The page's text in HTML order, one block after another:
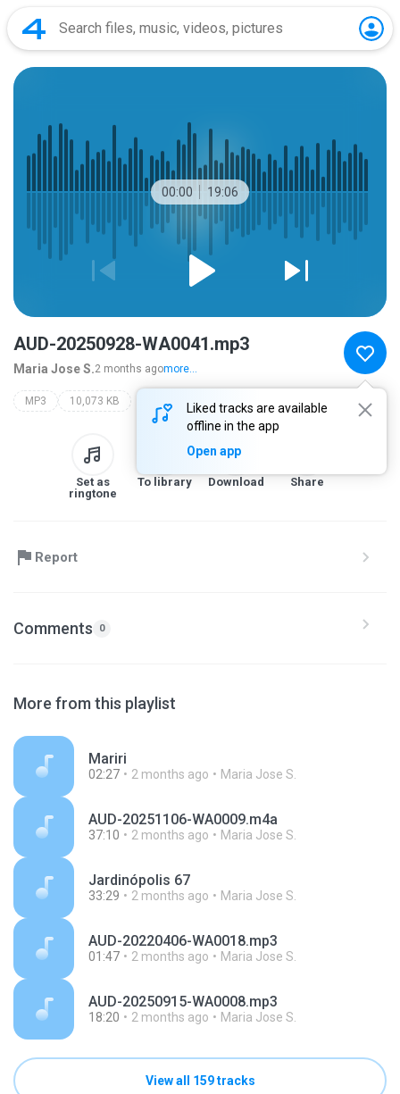
00:00 19:06
Liked tracks are available
offline in the app
Open app
AUD-20250928-WA0041.mp3
Maria Jose S.2 months agomore...
MP3 10,073 KB
Set as
ringtone
To library Download Share
Report
Comments 0
More from this playlist
Mariri
02:27 2 months ago Maria Jose S.
AUD-20251106-WA0009.m4a
37:10 2 months ago Maria Jose S.
Jardinópolis 67
33:29 2 months ago Maria Jose S.
AUD-20220406-WA0018.mp3
01:47 2 months ago Maria Jose S.
AUD-20250915-WA0008.mp3
18:20 2 months ago Maria Jose S.
View all 159 tracks